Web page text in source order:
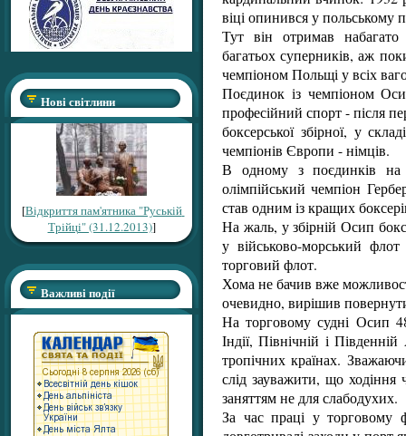
Нові світлини
[Відкриття пам'ятника "Руській
Трійці" (31.12.2013)]
Важливі події
віці опинився у польському
Тут він отримав
багатьох суперників, аж
чемпіоном Польщі у всіх
Поєдинок із чемпіоном
професійний спорт - після
боксерської збірної, у
чемпіонів Європи - німців.
В одному з поєдинків на
олімпійський чемпіон
став одним із кращих
На жаль, у збірній Осип
у військово-морський
торговий флот.
Хома не бачив вже
очевидно, вирішив
На торговому судні Осип
Індії, Північній і
тропічних країнах.
слід зауважити, що
заняттям не для слабодухих.
За час праці у торговому